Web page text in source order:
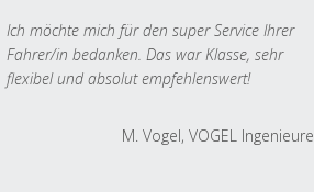
Ich möchte mich für den super Service Ihrer
Fahrer/in bedanken. Das war Klasse, sehr
flexibel und absolut empfehlenswert!
M. Vogel, VOGEL Ingenieure